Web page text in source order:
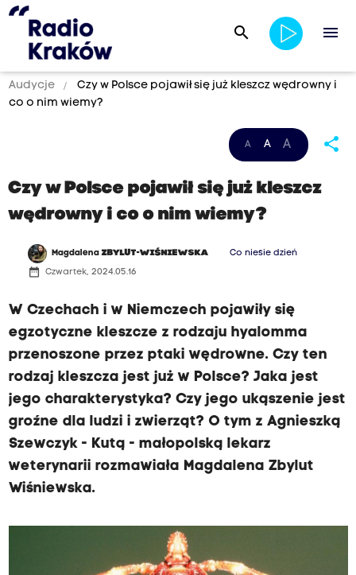
search menu
Audycje
Czy w Polsce pojawił się już kleszcz wędrowny i
co o nim wiemy?
A A A share
Czy w Polsce pojawił się już kleszcz
wędrowny i co o nim wiemy?
MagdalenaZBYLUT-WIŚNIEWSKA Co niesie dzień
date_range Czwartek, 2024.05.16
W Czechach i w Niemczech pojawiły się
egzotyczne kleszcze z rodzaju hyalomma
przenoszone przez ptaki wędrowne. Czy ten
rodzaj kleszcza jest już w Polsce? Jaka jest
jego charakterystyka? Czy jego ukąszenie jest
groźne dla ludzi i zwierząt? O tym z Agnieszką
Szewczyk - Kutą - małopolską lekarz
weterynarii rozmawiała Magdalena Zbylut
Wiśniewska.